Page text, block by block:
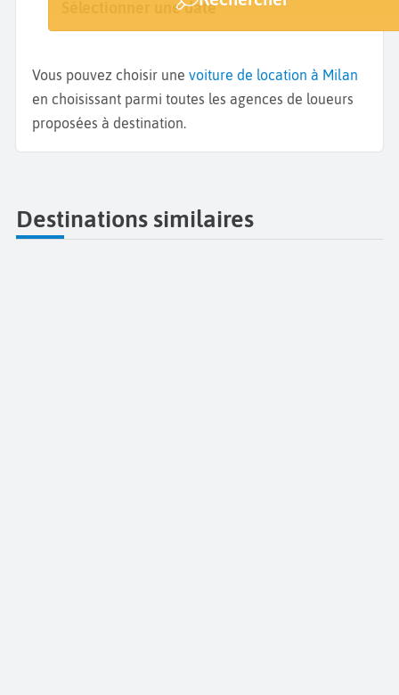
Sélectionner une date
Sélectionner une date
Vous pouvez choisir une voiture de location à Milan
en choisissant parmi toutes les agences de loueurs
proposées à destination.
Destinations similaires